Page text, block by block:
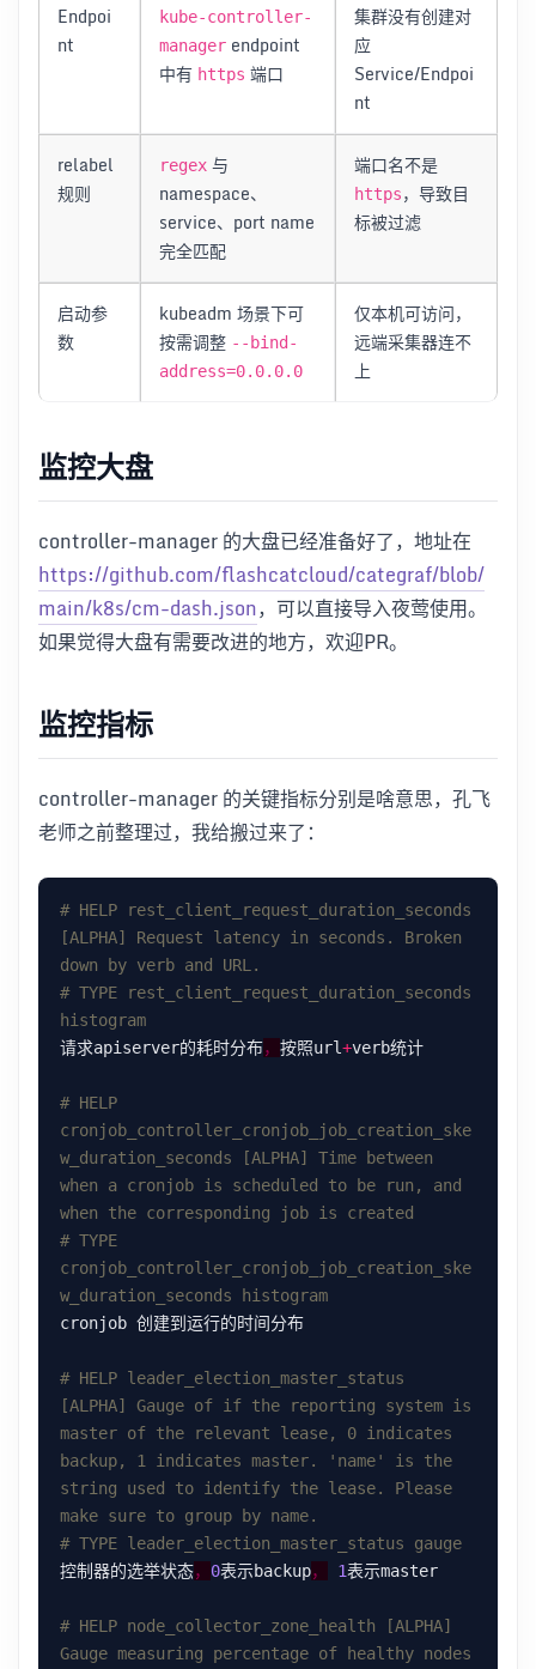
Endpoi
nt
kube-controller-
manager endpoint
中有 https 端口
集群没有创建对
应
Service/Endpoi
nt
relabel
规则
regex 与
namespace、
service、port name
完全匹配
端口名不是
https，导致目
标被过滤
启动参
数
kubeadm 场景下可
按需调整 --bind-
address=0.0.0.0
仅本机可访问，
远端采集器连不
上
监控大盘
controller-manager 的大盘已经准备好了，地址在
https://github.com/flashcatcloud/categraf/blob/
main/k8s/cm-dash.json，可以直接导入夜莺使用。
如果觉得大盘有需要改进的地方，欢迎PR。
监控指标
controller-manager 的关键指标分别是啥意思，孔飞
老师之前整理过，我给搬过来了：
# HELP rest_client_request_duration_seconds
[ALPHA] Request latency in seconds. Broken
down by verb and URL.
# TYPE rest_client_request_duration_seconds
histogram
请求apiserver的耗时分布， 按照url+
# HELP
cronjob_controller_cronjob_job_creation_ske
w_duration_seconds [ALPHA] Time between
when a cronjob is scheduled to be run, and
when the corresponding job is created
# TYPE
cronjob_controller_cronjob_job_creation_ske
w_duration_seconds histogram
# HELP leader_election_master_status
[ALPHA] Gauge of if the reporting system is
master of the relevant lease, 0 indicates
backup, 1 indicates master. 'name' is the
string used to identify the lease. Please
make sure to group by name.
# TYPE leader_election_master_status gauge
控制器的选举状态， 0表示backup， 1
# HELP node_collector_zone_health [ALPHA]
Gauge measuring percentage of healthy nodes